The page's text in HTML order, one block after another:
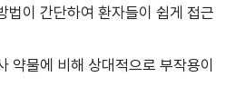
법이 간단하여 환자들이 쉽게 접근
약물에 비해 상대적으로 부작용이